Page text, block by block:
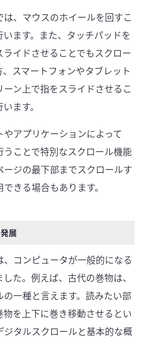
、マウスのホイールを回すこ
ます。また、タッチパッドを
イドさせることでもスクロー
スマートフォンやタブレット
ン上で指をスライドさせるこ
ます。
アプリケーションによって
うことで特別なスクロール機能
ージの最下部までスクロールす
きる場合もあります。
展
、コンピュータが一般的になる
た。例えば、古代の巻物は、
一種と言えます。読みたい部
を上下に巻き移動させるとい
ジタルスクロールと基本的な概